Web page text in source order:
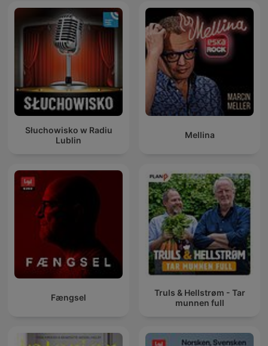
Słuchowisko w Radiu
Lublin
Mellina
Fængsel
Truls & Hellstrøm - Tar
munnen full